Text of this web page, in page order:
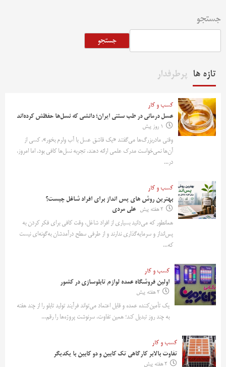
جستجو
جستجو
تازه ها پرطرفدار
کسب و کار
عسل درمانی در طب سنتی ایران؛ دانشی که نسل‌ها حفظش کرده‌اند
1 روز پیش
وقتی مادربزرگ‌ها می‌گفتند «یک قاشق عسل با آب ولرم بخور»، کسی از
آن‌ها نمی‌خواست مدرک علمی ارائه دهند. تجربه نسل‌ها کافی بود. اما امروز،
در...
کسب و کار
بهترین روش‌ های پس‌ انداز برای افراد شاغل چیست؟
2 هفته پیش
علی مردی
همانطور که می‌دانید بسیاری از افراد شاغل، وقت کافی برای فکر کردن به
پس‌انداز و سرمایه‌گذاری ندارند و از طرفی سطح درآمدشان به‌گونه‌ای نیست
که...
کسب و کار
اولین فروشگاه عمده لوازم تابلوسازی در کشور
2 هفته پیش
یک تأمین‌کننده عمده و قابل اعتماد می‌تواند فرآیند تولید تابلو را از چند هفته
به چند روز تبدیل کند؛ همین تفاوت، سرنوشت پروژه‌ها را رقم...
کسب و کار
تفاوت بالابر کارگاهی تک کابین و دو کابین با یکدیگر
2 هفته پیش